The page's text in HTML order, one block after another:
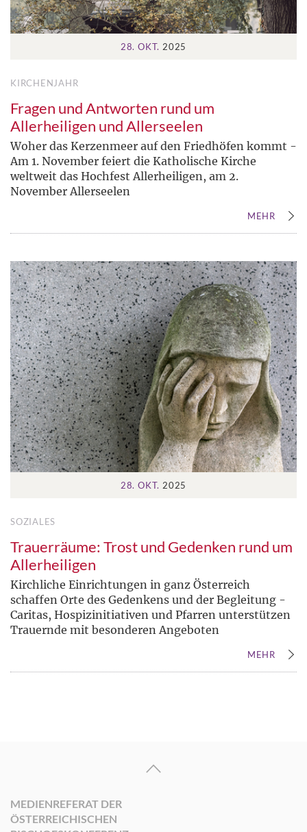
28. OKT. 2025
KIRCHENJAHR
Fragen und Antworten rund um
Allerheiligen und Allerseelen
Woher das Kerzenmeer auf den Friedhöfen kommt -
Am 1. November feiert die Katholische Kirche
weltweit das Hochfest Allerheiligen, am 2.
November Allerseelen
MEHR
28. OKT. 2025
SOZIALES
Trauerräume: Trost und Gedenken rund um
Allerheiligen
Kirchliche Einrichtungen in ganz Österreich
schaffen Orte des Gedenkens und der Begleitung -
Caritas, Hospizinitiativen und Pfarren unterstützen
Trauernde mit besonderen Angeboten
MEHR
MEDIENREFERAT DER
ÖSTERREICHISCHEN